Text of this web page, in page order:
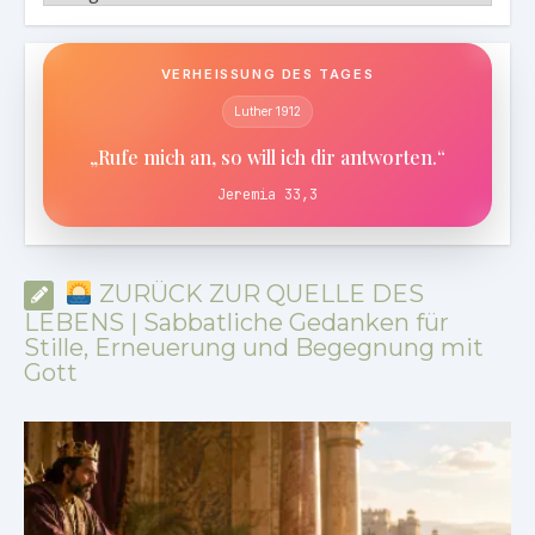
VERHEISSUNG DES TAGES
Luther 1912
„Rufe mich an, so will ich dir antworten.“
Jeremia 33,3
ZURÜCK ZUR QUELLE DES
LEBENS | Sabbatliche Gedanken für
Stille, Erneuerung und Begegnung mit
Gott